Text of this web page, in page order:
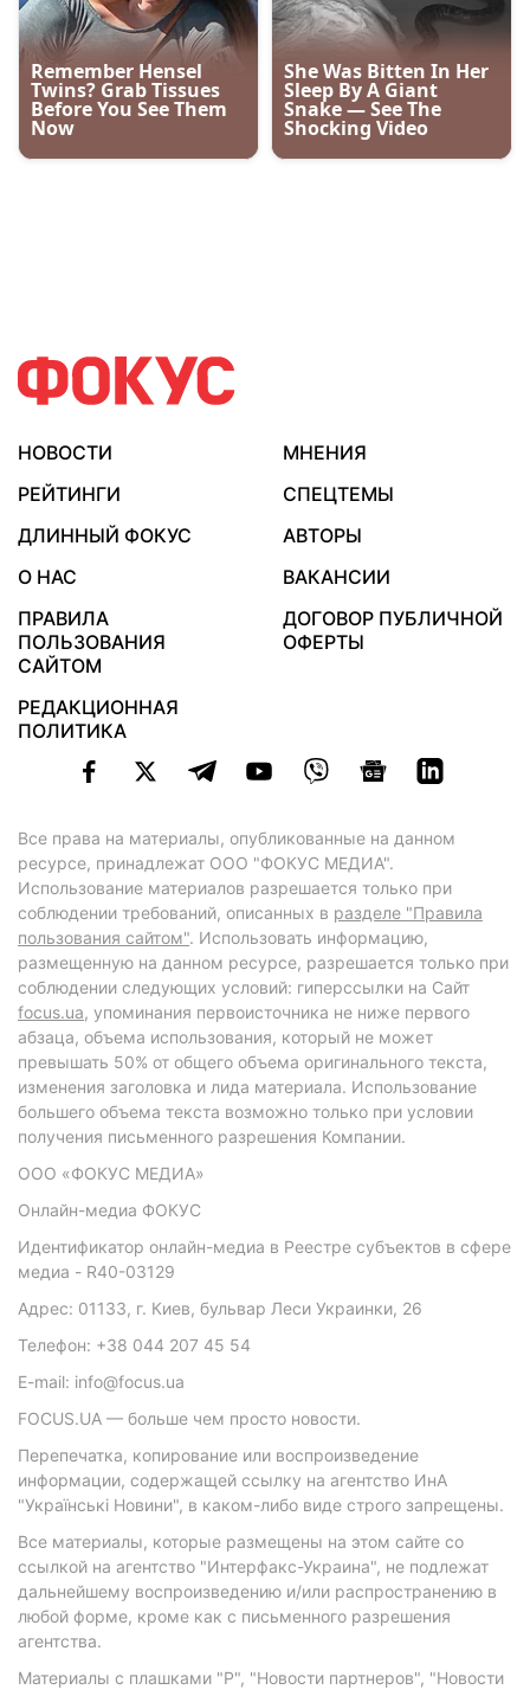
НОВОСТИ
МНЕНИЯ
РЕЙТИНГИ
СПЕЦТЕМЫ
ДЛИННЫЙ ФОКУС
АВТОРЫ
О НАС
ВАКАНСИИ
ПРАВИЛА
ПОЛЬЗОВАНИЯ
САЙТОМ
ДОГОВОР ПУБЛИЧНОЙ
ОФЕРТЫ
РЕДАКЦИОННАЯ
ПОЛИТИКА
Все права на материалы, опубликованные на данном
ресурсе, принадлежат ООО "ФОКУС МЕДИА".
Использование материалов разрешается только при
соблюдении требований, описанных в разделе "Правила
пользования сайтом". Использовать информацию,
размещенную на данном ресурсе, разрешается только при
соблюдении следующих условий: гиперссылки на Сайт
focus.ua, упоминания первоисточника не ниже первого
абзаца, объема использования, который не может
превышать 50% от общего объема оригинального текста,
изменения заголовка и лида материала. Использование
большего объема текста возможно только при условии
получения письменного разрешения Компании.
ООО «ФОКУС МЕДИА»
Онлайн-медиа ФОКУС
Идентификатор онлайн-медиа в Реестре субъектов в сфере
медиа - R40-03129
Адрес: 01133, г. Киев, бульвар Леси Украинки, 26
Телефон: +38 044 207 45 54
E-mail: info@focus.ua
FOCUS.UA — больше чем просто новости.
Перепечатка, копирование или воспроизведение
информации, содержащей ссылку на агентство ИнА
"Українські Новини", в каком-либо виде строго запрещены.
Все материалы, которые размещены на этом сайте со
ссылкой на агентство "Интерфакс-Украина", не подлежат
дальнейшему воспроизведению и/или распространению в
любой форме, кроме как с письменного разрешения
агентства.
Материалы с плашками "Р", "Новости партнеров", "Новости